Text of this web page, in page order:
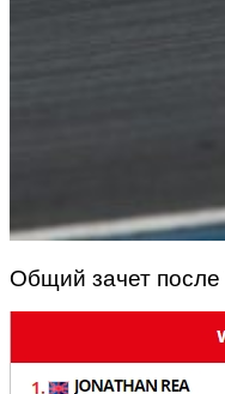
Общий зачет после